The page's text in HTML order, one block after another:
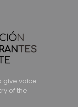
give voice
of the